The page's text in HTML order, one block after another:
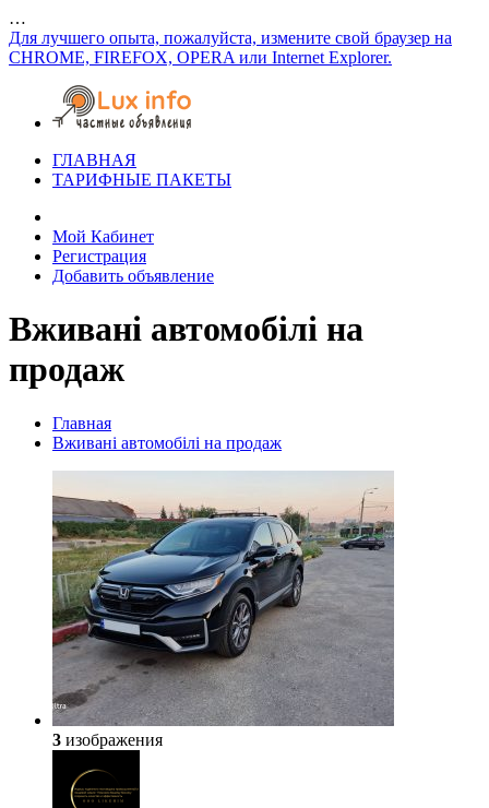
…
Для лучшего опыта, пожалуйста, измените свой браузер на
CHROME, FIREFOX, OPERA или Internet Explorer.
ГЛАВНАЯ
ТАРИФНЫЕ ПАКЕТЫ
Мой Кабинет
Регистрация
Добавить объявление
Вживані автомобілі на
продаж
Главная
Вживані автомобілі на продаж
3 изображения